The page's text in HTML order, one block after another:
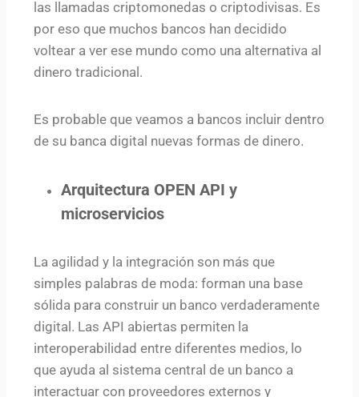
las llamadas criptomonedas o criptodivisas. Es
por eso que muchos bancos han decidido
voltear a ver ese mundo como una alternativa al
dinero tradicional.
Es probable que veamos a bancos incluir dentro
de su banca digital nuevas formas de dinero.
Arquitectura OPEN API y
microservicios
La agilidad y la integración son más que
simples palabras de moda: forman una base
sólida para construir un banco verdaderamente
digital. Las API abiertas permiten la
interoperabilidad entre diferentes medios, lo
que ayuda al sistema central de un banco a
interactuar con proveedores externos y